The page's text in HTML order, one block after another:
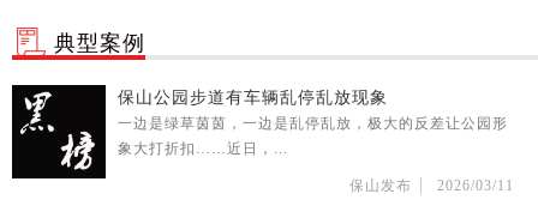
典型案例
保山公园步道有车辆乱停乱放现象
一边是绿草茵茵，一边是乱停乱放，极大的反差让公园形
象大打折扣……近日，...
保山发布 2026/03/11